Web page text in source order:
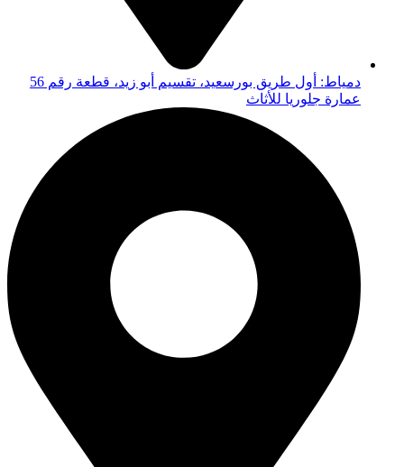
دمياط: أول طريق بورسعيد، تقسيم أبو زيد، قطعة رقم 56
عمارة جلوريا للأثاث